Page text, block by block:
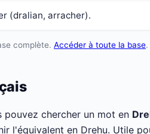
(dralian, arracher).
complète. Accéder à toute la base.
pouvez chercher un mot en
l'équivalent en Drehu. Utile